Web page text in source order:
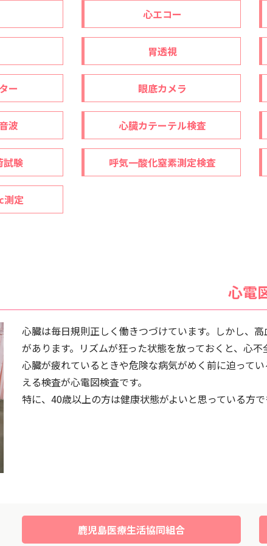
心エコー
胃透視
ー 眼底カメラ
波 心臓カテーテル検査
試験 呼気一酸化窒素測定検査
測定
心電
心臓は毎日規則正しく働きつづけています。しかし、
があります。リズムが狂った状態を放っておくと、心
心臓が疲れているときや危険な病気がめく前に迫って
える検査が心電図検査です。
特に、40歳以上の方は健康状態がよいと思っている方
鹿児島医療生活協同組合